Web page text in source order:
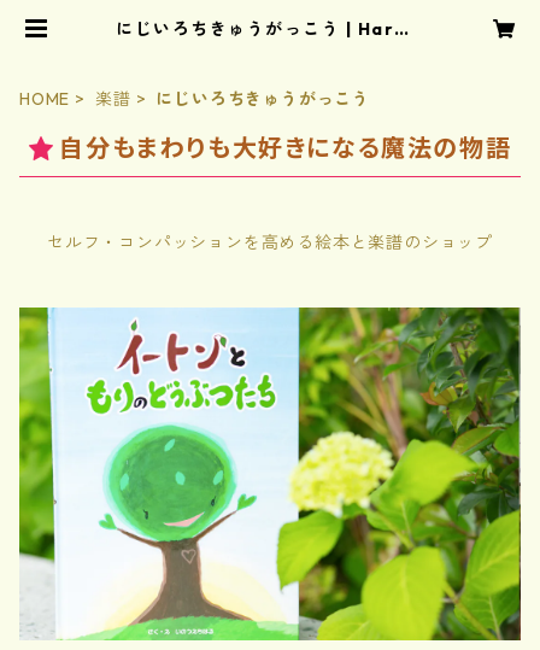
にじいろちきゅうがっこう | Harmo
HOME 楽譜 にじいろちきゅうがっこう
自分もまわりも大好きになる魔法の物語
セルフ・コンパッションを高める絵本と楽譜のショップ